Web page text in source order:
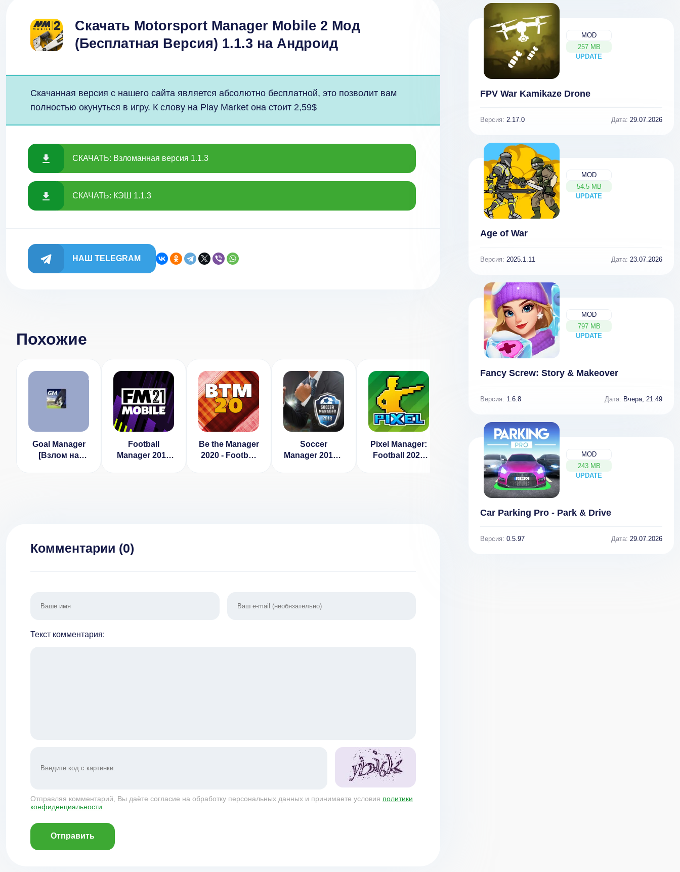
Скачать Motorsport Manager Mobile 2 Мод
(Бесплатная Версия) 1.1.3 на Андроид
Скачанная версия с нашего сайта является абсолютно бесплатной, это позволит вам
полностью окунуться в игру. К слову на Play Market она стоит 2,59$
СКАЧАТЬ: Взломанная версия 1.1.3
СКАЧАТЬ: КЭШ 1.1.3
НАШ TELEGRAM
Похожие
Goal Manager
[Взлом на
Football
Manager 2019
Be the Manager
2020 - Football
Soccer
Manager 2018 v
Pixel Manager:
Football 2020
Комментарии (0)
Текст комментария:
Отправляя комментарий, Вы даёте согласие на обработку персональных данных и принимаете условия политики
конфиденциальности
Отправить
MOD
257 MB
UPDATE
NEW
FPV War Kamikaze Drone
Версия: 2.17.0 Дата: 29.07.2026
MOD
54.5 MB
UPDATE
NEW
Age of War
Версия: 2025.1.11 Дата: 23.07.2026
MOD
797 MB
UPDATE
NEW
Fancy Screw: Story & Makeover
Версия: 1.6.8 Дата: Вчера, 21:49
MOD
243 MB
UPDATE
NEW
Car Parking Pro - Park & Drive
Версия: 0.5.97 Дата: 29.07.2026